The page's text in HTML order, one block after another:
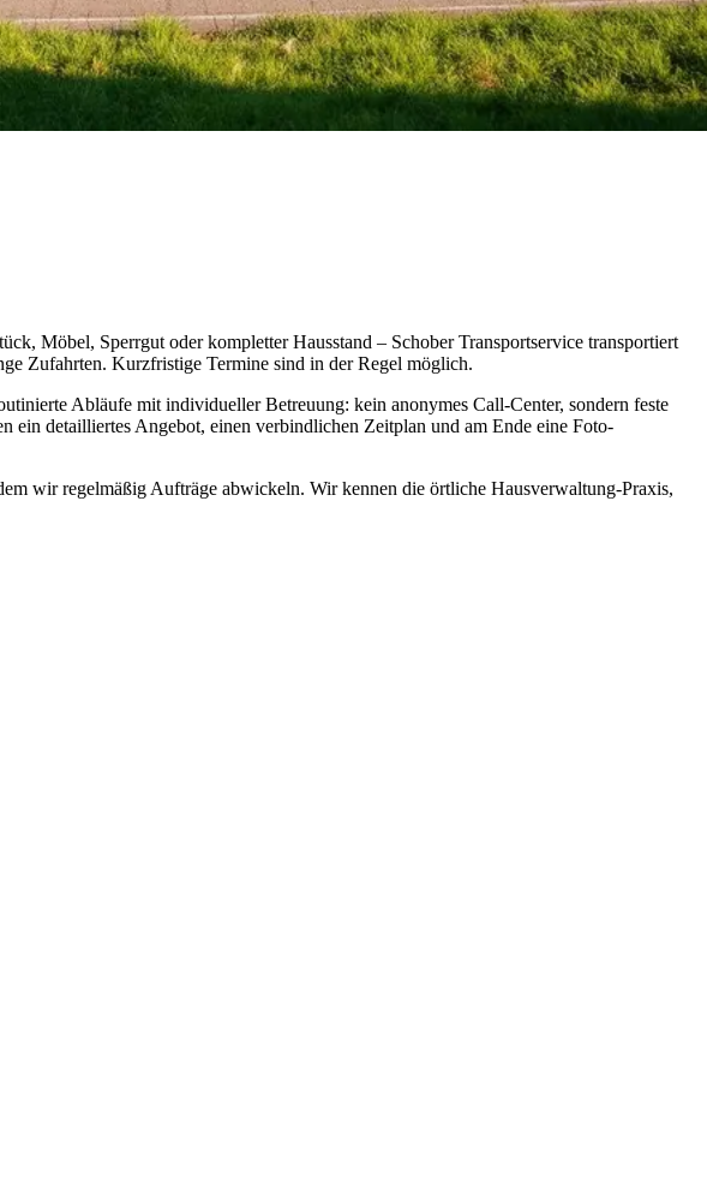
Möbel, Sperrgut oder kompletter Hausstand – Schober Transportservice transportiert
Zufahrten. Kurzfristige Termine sind in der Regel möglich.
Abläufe mit individueller Betreuung: kein anonymes Call-Center, sondern feste
ein detailliertes Angebot, einen verbindlichen Zeitplan und am Ende eine Foto-
wir regelmäßig Aufträge abwickeln. Wir kennen die örtliche Hausverwaltung-Praxis,